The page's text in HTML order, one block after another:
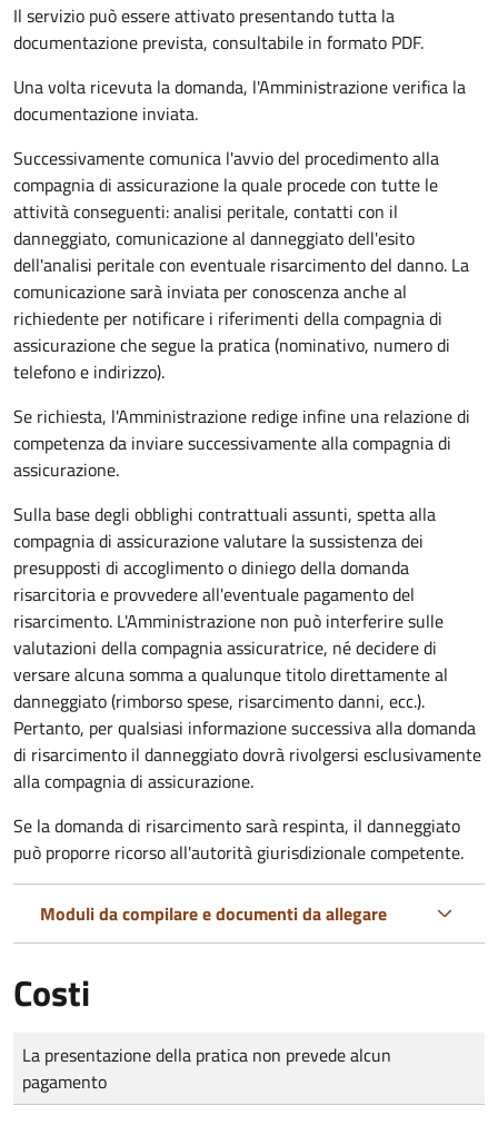
Il servizio può essere attivato presentando tutta la
documentazione prevista, consultabile in formato PDF.
Una volta ricevuta la domanda, l'Amministrazione verifica la
documentazione inviata.
Successivamente comunica l'avvio del procedimento alla
compagnia di assicurazione la quale procede con tutte le
attività conseguenti: analisi peritale, contatti con il
danneggiato, comunicazione al danneggiato dell'esito
dell'analisi peritale con eventuale risarcimento del danno. La
comunicazione sarà inviata per conoscenza anche al
richiedente per notificare i riferimenti della compagnia di
assicurazione che segue la pratica (nominativo, numero di
telefono e indirizzo).
Se richiesta, l'Amministrazione redige infine una relazione di
competenza da inviare successivamente alla compagnia di
assicurazione.
Sulla base degli obblighi contrattuali assunti, spetta alla
compagnia di assicurazione valutare la sussistenza dei
presupposti di accoglimento o diniego della domanda
risarcitoria e provvedere all'eventuale pagamento del
risarcimento. L'Amministrazione non può interferire sulle
valutazioni della compagnia assicuratrice, né decidere di
versare alcuna somma a qualunque titolo direttamente al
danneggiato (rimborso spese, risarcimento danni, ecc.).
Pertanto, per qualsiasi informazione successiva alla domanda
di risarcimento il danneggiato dovrà rivolgersi esclusivamente
alla compagnia di assicurazione.
Se la domanda di risarcimento sarà respinta, il danneggiato
può proporre ricorso all'autorità giurisdizionale competente.
Moduli da compilare e documenti da allegare
Costi
Tipo di pagamento
Importo
La presentazione della pratica non prevede alcun
pagamento